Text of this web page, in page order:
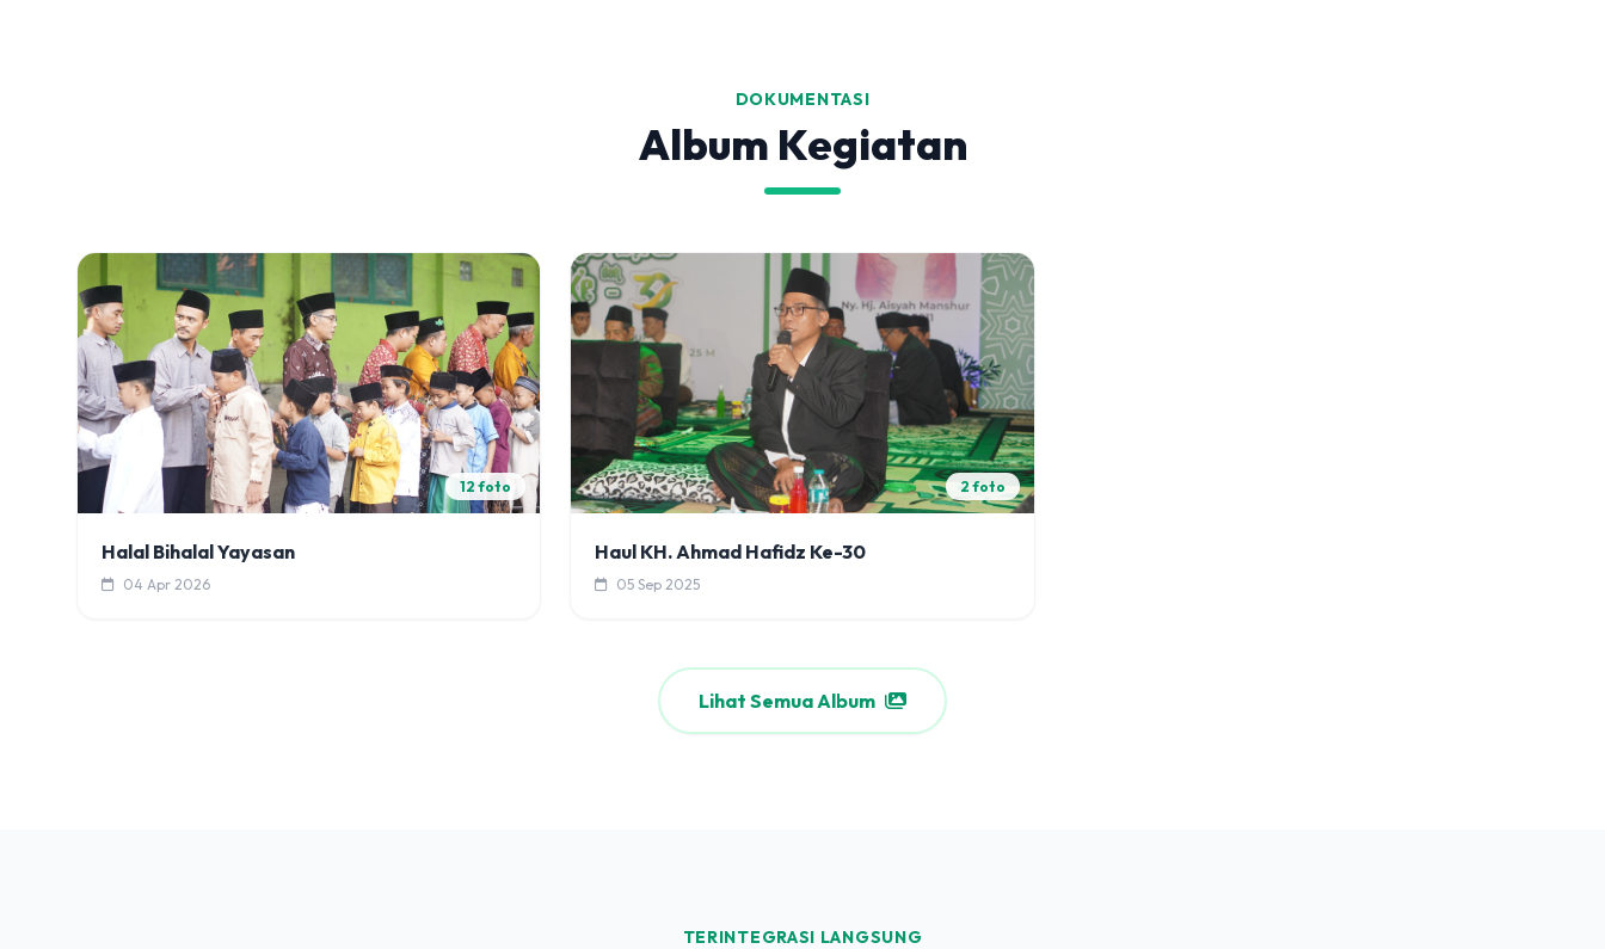
DOKUMENTASI
Album Kegiatan
12 foto
Halal Bihalal Yayasan
04 Apr 2026
2 foto
Haul KH. Ahmad Hafidz Ke-30
05 Sep 2025
Lihat Semua Album
TERINTEGRASI LANGSUNG